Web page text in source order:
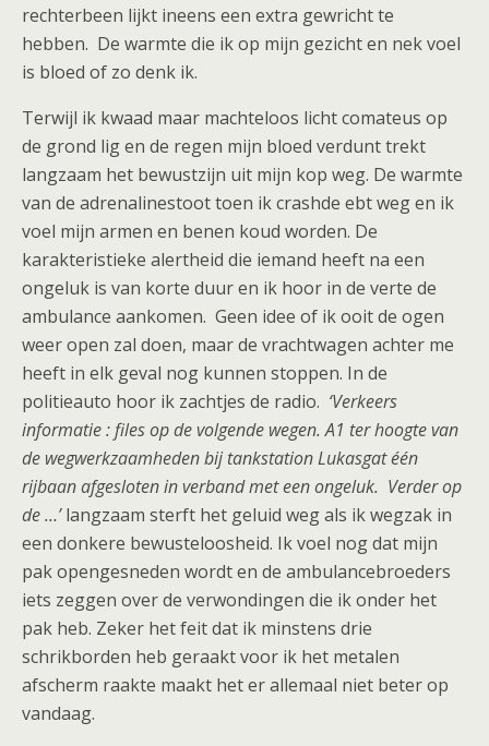
rechterbeen lijkt ineens een extra gewricht te
hebben. De warmte die ik op mijn gezicht en nek voel
is bloed of zo denk ik.
Terwijl ik kwaad maar machteloos licht comateus op
de grond lig en de regen mijn bloed verdunt trekt
langzaam het bewustzijn uit mijn kop weg. De warmte
van de adrenalinestoot toen ik crashde ebt weg en ik
voel mijn armen en benen koud worden. De
karakteristieke alertheid die iemand heeft na een
ongeluk is van korte duur en ik hoor in de verte de
ambulance aankomen. Geen idee of ik ooit de ogen
weer open zal doen, maar de vrachtwagen achter me
heeft in elk geval nog kunnen stoppen. In de
politieauto hoor ik zachtjes de radio. ‘Verkeers
informatie : files op de volgende wegen. A1 ter hoogte van
de wegwerkzaamheden bij tankstation Lukasgat één
rijbaan afgesloten in verband met een ongeluk. Verder op
de …’langzaam sterft het geluid weg als ik wegzak in
een donkere bewusteloosheid. Ik voel nog dat mijn
pak opengesneden wordt en de ambulancebroeders
iets zeggen over de verwondingen die ik onder het
pak heb. Zeker het feit dat ik minstens drie
schrikborden heb geraakt voor ik het metalen
afscherm raakte maakt het er allemaal niet beter op
vandaag.